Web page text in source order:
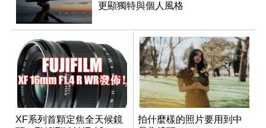
更顯獨特與個人風格
XF系列首顆定焦全天候鏡
拍什麼樣的照片要用到中